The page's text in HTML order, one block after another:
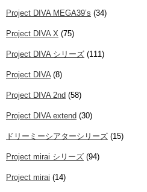
Project DIVA MEGA39’s (34)
Project DIVA X (75)
Project DIVA シリーズ (111)
Project DIVA (8)
Project DIVA 2nd (58)
Project DIVA extend (30)
ドリーミーシアターシリーズ (15)
Project mirai シリーズ (94)
Project mirai (14)